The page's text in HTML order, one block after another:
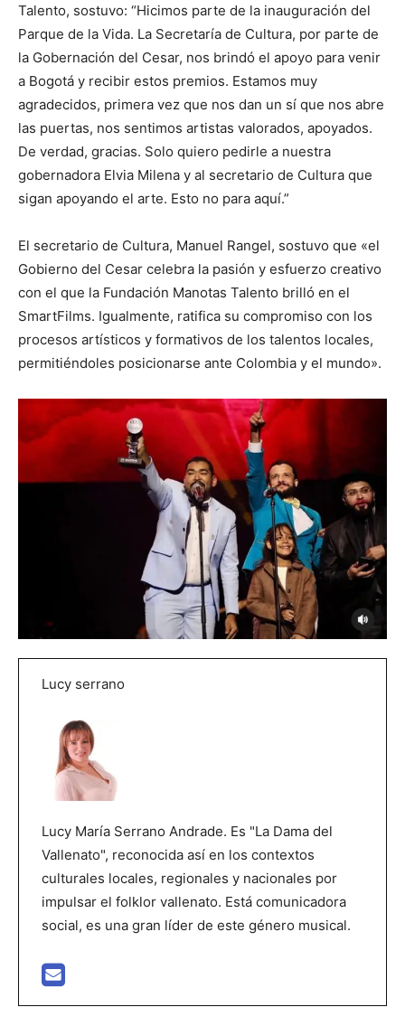
Talento, sostuvo: “Hicimos parte de la inauguración del
Parque de la Vida. La Secretaría de Cultura, por parte de
la Gobernación del Cesar, nos brindó el apoyo para venir
a Bogotá y recibir estos premios. Estamos muy
agradecidos, primera vez que nos dan un sí que nos abre
las puertas, nos sentimos artistas valorados, apoyados.
De verdad, gracias. Solo quiero pedirle a nuestra
gobernadora Elvia Milena y al secretario de Cultura que
sigan apoyando el arte. Esto no para aquí.”
El secretario de Cultura, Manuel Rangel, sostuvo que «el
Gobierno del Cesar celebra la pasión y esfuerzo creativo
con el que la Fundación Manotas Talento brilló en el
SmartFilms. Igualmente, ratifica su compromiso con los
procesos artísticos y formativos de los talentos locales,
permitiéndoles posicionarse ante Colombia y el mundo».
Lucy serrano
Lucy María Serrano Andrade. Es "La Dama del
Vallenato", reconocida así en los contextos
culturales locales, regionales y nacionales por
impulsar el folklor vallenato. Está comunicadora
social, es una gran líder de este género musical.